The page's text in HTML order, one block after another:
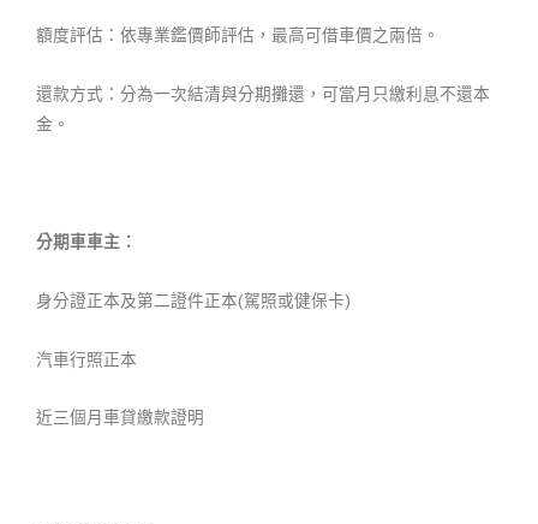
額度評估：依專業鑑價師評估，最高可借車價之兩倍。
還款方式：分為一次結清與分期攤還，可當月只繳利息不還本
金。
分期車車主：
身分證正本及第二證件正本(駕照或健保卡)
汽車行照正本
近三個月車貸繳款證明